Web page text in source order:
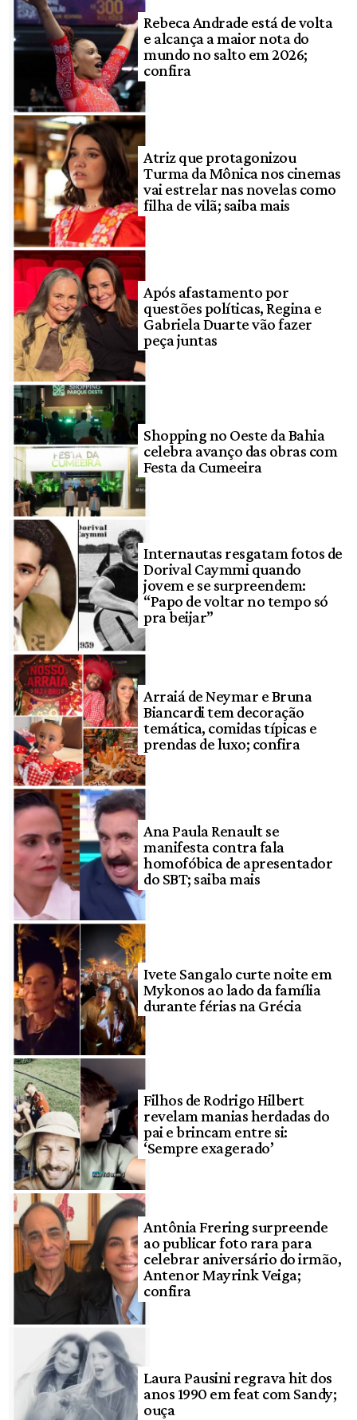
Rebeca Andrade está de volta
e alcança a maior nota do
mundo no salto em 2026;
confira
Atriz que protagonizou
Turma da Mônica nos cinemas
vai estrelar nas novelas como
filha de vilã; saiba mais
Após afastamento por
questões políticas, Regina e
Gabriela Duarte vão fazer
peça juntas
Shopping no Oeste da Bahia
celebra avanço das obras com
Festa da Cumeeira
Internautas resgatam fotos de
Dorival Caymmi quando
jovem e se surpreendem:
“Papo de voltar no tempo só
pra beijar”
Arraiá de Neymar e Bruna
Biancardi tem decoração
temática, comidas típicas e
prendas de luxo; confira
Ana Paula Renault se
manifesta contra fala
homofóbica de apresentador
do SBT; saiba mais
Ivete Sangalo curte noite em
Mykonos ao lado da família
durante férias na Grécia
Filhos de Rodrigo Hilbert
revelam manias herdadas do
pai e brincam entre si:
‘Sempre exagerado’
Antônia Frering surpreende
ao publicar foto rara para
celebrar aniversário do irmão,
Antenor Mayrink Veiga;
confira
Laura Pausini regrava hit dos
anos 1990 em feat com Sandy;
ouça